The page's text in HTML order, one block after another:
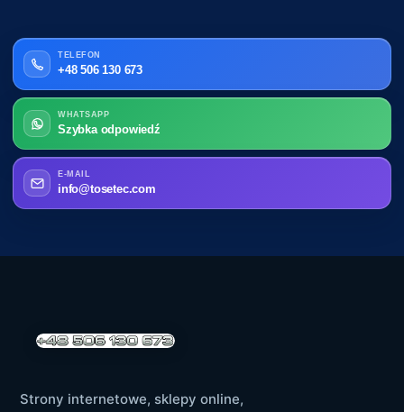
TELEFON
+48 506 130 673
WHATSAPP
Szybka odpowiedź
E-MAIL
info@tosetec.com
Strony internetowe, sklepy online,